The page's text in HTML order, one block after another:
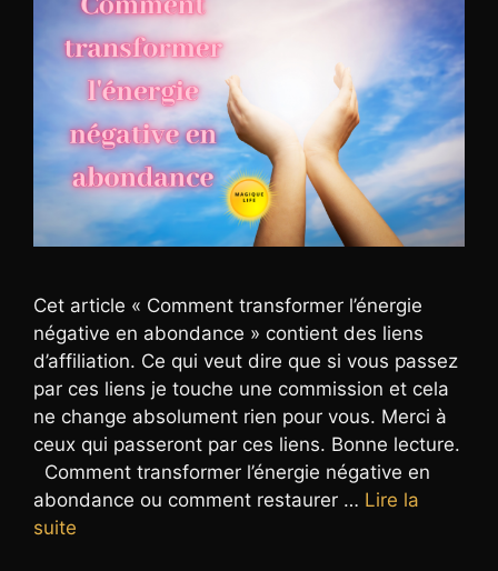
Cet article « Comment transformer l’énergie
négative en abondance » contient des liens
d’affiliation. Ce qui veut dire que si vous passez
par ces liens je touche une commission et cela
ne change absolument rien pour vous. Merci à
ceux qui passeront par ces liens. Bonne lecture.
Comment transformer l’énergie négative en
abondance ou comment restaurer … Lire la
suite